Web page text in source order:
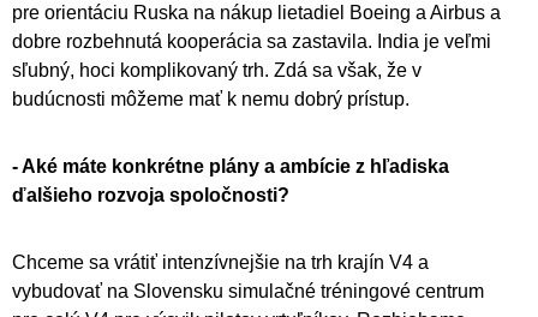
pre orientáciu Ruska na nákup lietadiel Boeing a Airbus a
dobre rozbehnutá kooperácia sa zastavila. India je veľmi
sľubný, hoci komplikovaný trh. Zdá sa však, že v
budúcnosti môžeme mať k nemu dobrý prístup.
- Aké máte konkrétne plány a ambície z hľadiska
ďalšieho rozvoja spoločnosti?
Chceme sa vrátiť intenzívnejšie na trh krajín V4 a
vybudovať na Slovensku simulačné tréningové centrum